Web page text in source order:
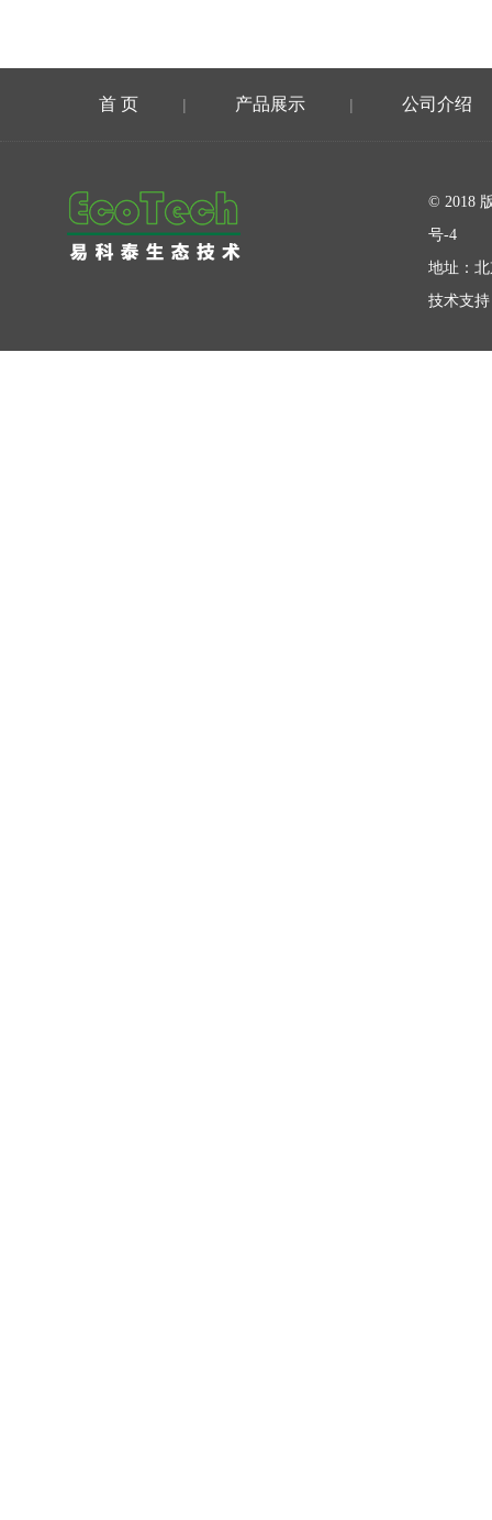
首 页 | 产品展示 | 公司介绍
© 2018
号-4
地址：
技术支